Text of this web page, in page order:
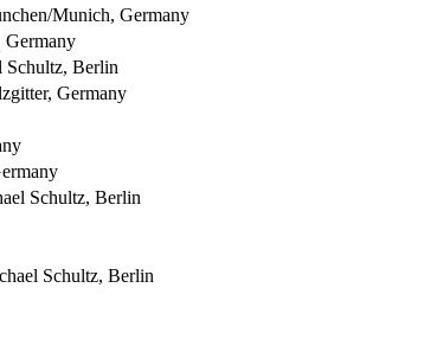
Munich, Germany
Germany
Schultz, Berlin
Germany
Schultz, Berlin
Schultz, Berlin